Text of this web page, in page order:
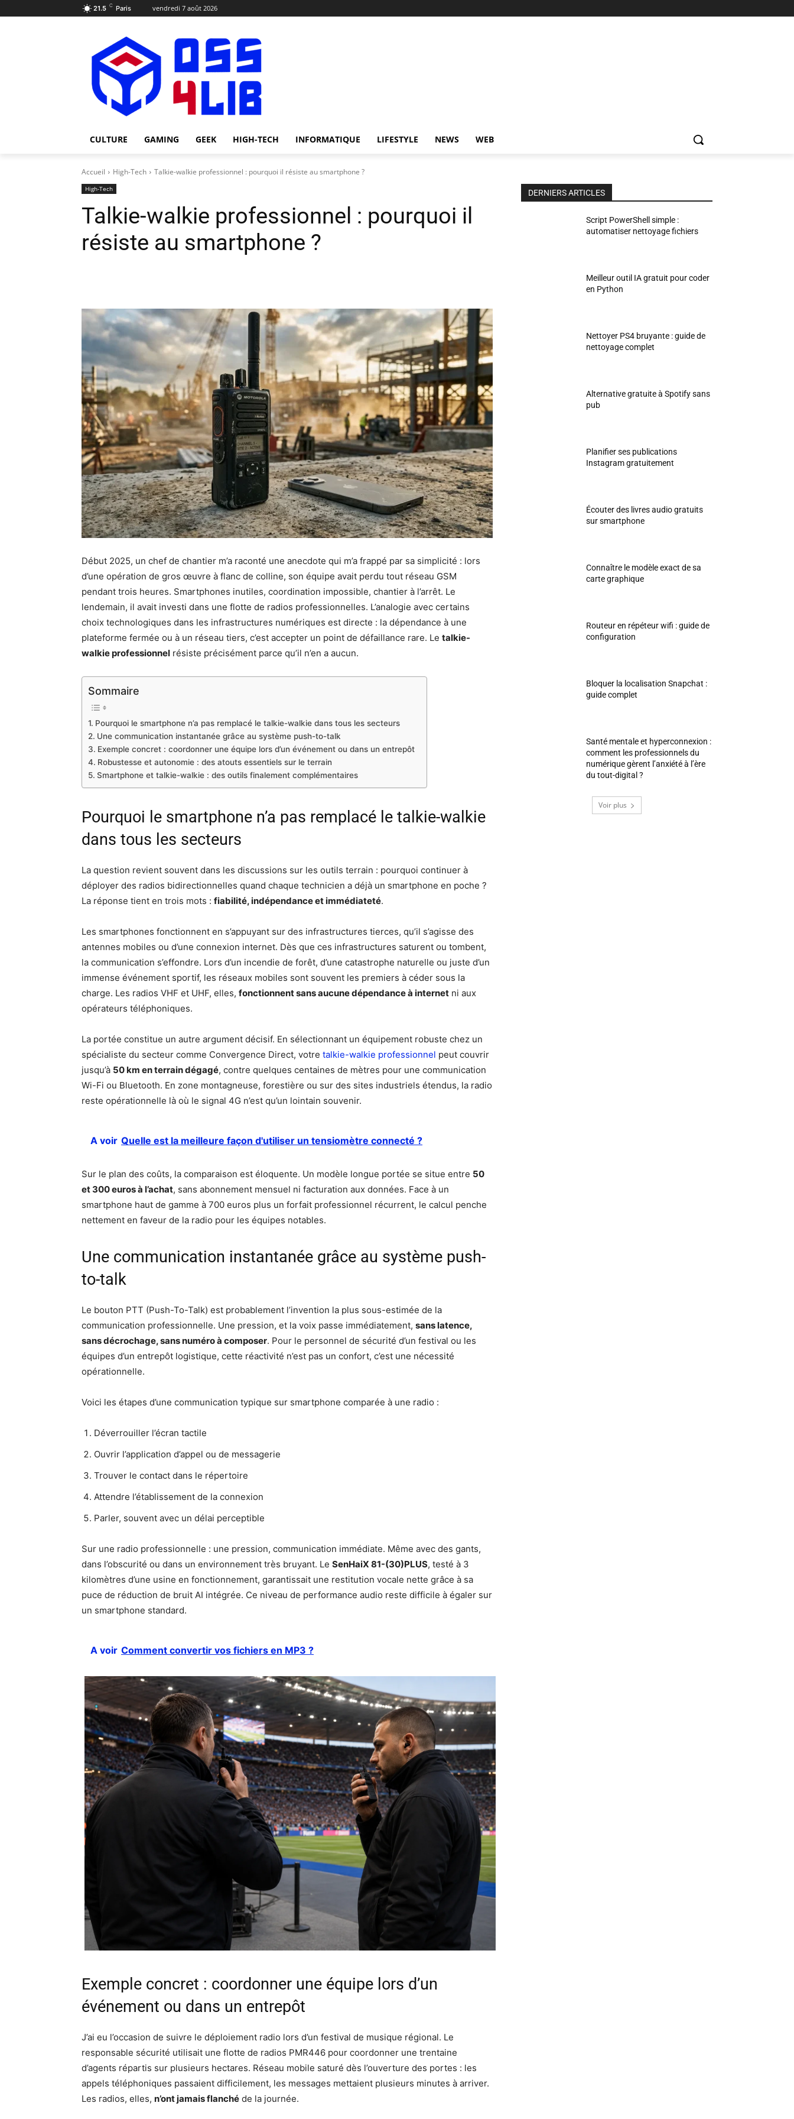
21.5 C Paris vendredi 7 août 2026
CULTURE GAMING GEEK HIGH-TECH INFORMATIQUE LIFESTYLE NEWS WEB
Accueil High-Tech Talkie-walkie professionnel : pourquoi il résiste au smartphone ?
High-Tech
Talkie-walkie professionnel : pourquoi il
résiste au smartphone ?
Début 2025, un chef de chantier m’a raconté une anecdote qui m’a frappé par sa simplicité : lors
d’une opération de gros œuvre à flanc de colline, son équipe avait perdu tout réseau GSM
pendant trois heures. Smartphones inutiles, coordination impossible, chantier à l’arrêt. Le
lendemain, il avait investi dans une flotte de radios professionnelles. L’analogie avec certains
choix technologiques dans les infrastructures numériques est directe : la dépendance à une
plateforme fermée ou à un réseau tiers, c’est accepter un point de défaillance rare. Le talkie-
walkie professionnel résiste précisément parce qu’il n’en a aucun.
Sommaire
Pourquoi le smartphone n’a pas remplacé le talkie-walkie dans tous les secteurs
Une communication instantanée grâce au système push-to-talk
Exemple concret : coordonner une équipe lors d’un événement ou dans un entrepôt
Robustesse et autonomie : des atouts essentiels sur le terrain
Smartphone et talkie-walkie : des outils finalement complémentaires
Pourquoi le smartphone n’a pas remplacé le talkie-walkie
dans tous les secteurs
La question revient souvent dans les discussions sur les outils terrain : pourquoi continuer à
déployer des radios bidirectionnelles quand chaque technicien a déjà un smartphone en poche ?
La réponse tient en trois mots : fiabilité, indépendance et immédiateté.
Les smartphones fonctionnent en s’appuyant sur des infrastructures tierces, qu’il s’agisse des
antennes mobiles ou d’une connexion internet. Dès que ces infrastructures saturent ou tombent,
la communication s’effondre. Lors d’un incendie de forêt, d’une catastrophe naturelle ou juste d’un
immense événement sportif, les réseaux mobiles sont souvent les premiers à céder sous la
charge. Les radios VHF et UHF, elles, fonctionnent sans aucune dépendance à internet ni aux
opérateurs téléphoniques.
La portée constitue un autre argument décisif. En sélectionnant un équipement robuste chez un
spécialiste du secteur comme Convergence Direct, votre talkie-walkie professionnel peut couvrir
jusqu’à 50 km en terrain dégagé, contre quelques centaines de mètres pour une communication
Wi-Fi ou Bluetooth. En zone montagneuse, forestière ou sur des sites industriels étendus, la radio
reste opérationnelle là où le signal 4G n’est qu’un lointain souvenir.
A voir Quelle est la meilleure façon d'utiliser un tensiomètre connecté ?
Sur le plan des coûts, la comparaison est éloquente. Un modèle longue portée se situe entre 50
et 300 euros à l’achat, sans abonnement mensuel ni facturation aux données. Face à un
smartphone haut de gamme à 700 euros plus un forfait professionnel récurrent, le calcul penche
nettement en faveur de la radio pour les équipes notables.
Une communication instantanée grâce au système push-
to-talk
Le bouton PTT (Push-To-Talk) est probablement l’invention la plus sous-estimée de la
communication professionnelle. Une pression, et la voix passe immédiatement, sans latence,
sans décrochage, sans numéro à composer. Pour le personnel de sécurité d’un festival ou les
équipes d’un entrepôt logistique, cette réactivité n’est pas un confort, c’est une nécessité
opérationnelle.
Voici les étapes d’une communication typique sur smartphone comparée à une radio :
Déverrouiller l’écran tactile
Ouvrir l’application d’appel ou de messagerie
Trouver le contact dans le répertoire
Attendre l’établissement de la connexion
Parler, souvent avec un délai perceptible
Sur une radio professionnelle : une pression, communication immédiate. Même avec des gants,
dans l’obscurité ou dans un environnement très bruyant. Le SenHaiX 81-(30)PLUS, testé à 3
kilomètres d’une usine en fonctionnement, garantissait une restitution vocale nette grâce à sa
puce de réduction de bruit AI intégrée. Ce niveau de performance audio reste difficile à égaler sur
un smartphone standard.
A voir Comment convertir vos fichiers en MP3 ?
Exemple concret : coordonner une équipe lors d’un
événement ou dans un entrepôt
J’ai eu l’occasion de suivre le déploiement radio lors d’un festival de musique régional. Le
responsable sécurité utilisait une flotte de radios PMR446 pour coordonner une trentaine
d’agents répartis sur plusieurs hectares. Réseau mobile saturé dès l’ouverture des portes : les
appels téléphoniques passaient difficilement, les messages mettaient plusieurs minutes à arriver.
Les radios, elles, n’ont jamais flanché de la journée.
DERNIERS ARTICLES
Script PowerShell simple :
automatiser nettoyage fichiers
Meilleur outil IA gratuit pour coder
en Python
Nettoyer PS4 bruyante : guide de
nettoyage complet
Alternative gratuite à Spotify sans
pub
Planifier ses publications
Instagram gratuitement
Écouter des livres audio gratuits
sur smartphone
Connaître le modèle exact de sa
carte graphique
Routeur en répéteur wifi : guide de
configuration
Bloquer la localisation Snapchat :
guide complet
Santé mentale et hyperconnexion :
comment les professionnels du
numérique gèrent l’anxiété à l’ère
du tout-digital ?
Voir plus